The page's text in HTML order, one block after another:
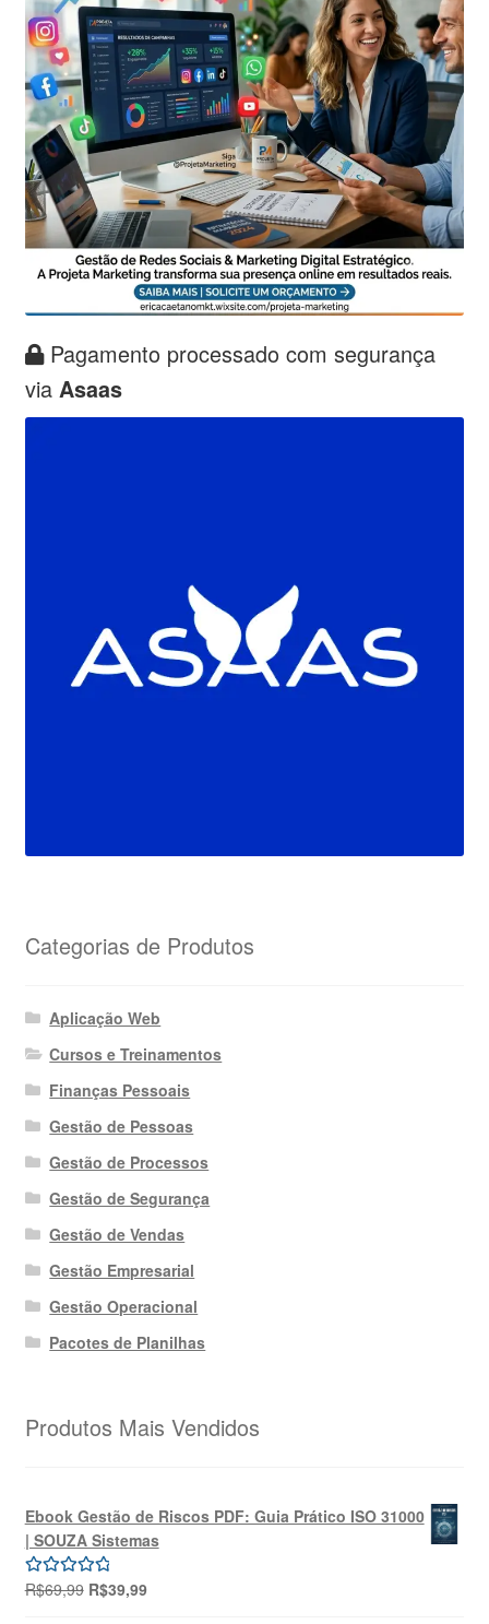
Pagamento processado com segurança
via Asaas
Categorias de Produtos
Aplicação Web
Cursos e Treinamentos
Finanças Pessoais
Gestão de Pessoas
Gestão de Processos
Gestão de Segurança
Gestão de Vendas
Gestão Empresarial
Gestão Operacional
Pacotes de Planilhas
Produtos Mais Vendidos
Ebook Gestão de Riscos PDF: Guia Prático ISO 31000
| SOUZA Sistemas
Avaliação
R$69,99 O
R$39,99O